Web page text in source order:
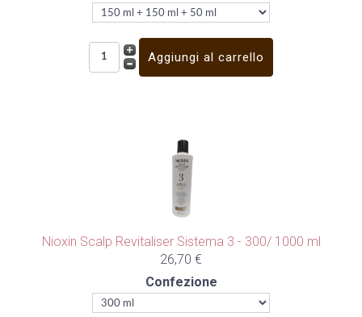
Nioxin Scalp Revitaliser Sistema 3 - 300/ 1000 ml
26,70 €
Confezione